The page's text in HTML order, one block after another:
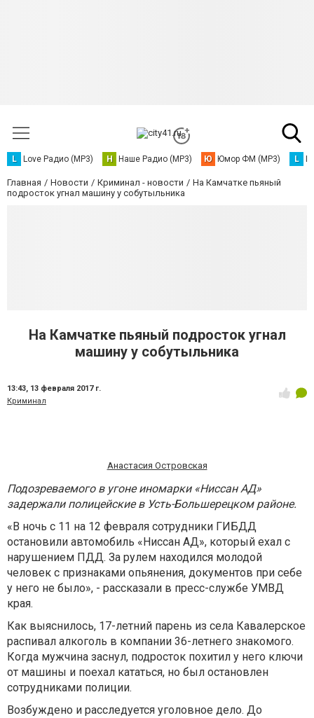
L Love Радио (MP3) Н Наше Радио (MP3) Ю Юмор ФМ (MP3) L
Главная Новости Криминал - новости
На Камчатке пьяный
подросток угнал машину у собутыльника
На Камчатке пьяный подросток угнал
машину у собутыльника
13:43, 13 февраля 2017 г.
Криминал
Анастасия Островская
Подозреваемого в угоне иномарки «Ниссан АД»
задержали полицейские в Усть-Большерецком районе.
«В ночь с 11 на 12 февраля сотрудники ГИБДД
остановили автомобиль «Ниссан АД», который ехал с
нарушением ПДД. За рулем находился молодой
человек с признаками опьянения, документов при себе
у него не было», - рассказали в пресс-службе УМВД
края.
Как выяснилось, 17-летний парень из села Кавалерское
распивал алкоголь в компании 36-летнего знакомого.
Когда мужчина заснул, подросток похитил у него ключи
от машины и поехал кататься, но был остановлен
сотрудниками полиции.
Возбуждено и расследуется уголовное дело. До